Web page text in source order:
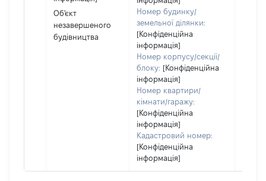
Об'єкт
незавершеного
будівництва
Номер будинку/
земельної ділянки:
[Конфіденційна
інформація]
Номер корпусу/секції/
блоку: [Конфіденційна
інформація]
Номер квартири/
кімнати/гаражу:
[Конфіденційна
інформація]
Кадастровий номер:
[Конфіденційна
інформація]